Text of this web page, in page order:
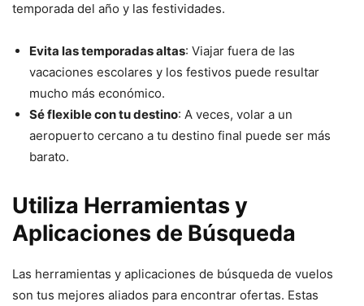
temporada del año y las festividades.
Evita las temporadas altas: Viajar fuera de las
vacaciones escolares y los festivos puede resultar
mucho más económico.
Sé flexible con tu destino: A veces, volar a un
aeropuerto cercano a tu destino final puede ser más
barato.
Utiliza Herramientas y
Aplicaciones de Búsqueda
Las herramientas y aplicaciones de búsqueda de vuelos
son tus mejores aliados para encontrar ofertas. Estas